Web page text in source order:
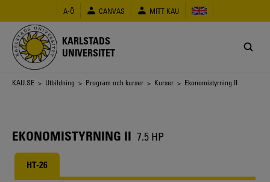
huvudinnehåll
A-Ö CANVAS MITT KAU
KARLSTADS
UNIVERSITET
Länkstig
KAU.SE > Utbildning > Program och kurser > Kurser > Ekonomistyrning II
EKONOMISTYRNING II 7.5 HP
HT-26